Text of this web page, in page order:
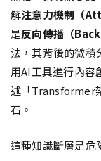
解注意力機制（
是反向傳播（
法，其背後的微積
用AI工具進行內容
述「Transformer
石。
這種知識斷層是危